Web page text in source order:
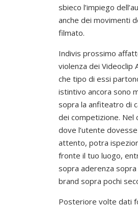
sbieco l’impiego
anche dei movimenti
filmato.
Indivis prossimo
violenza dei Videoclip
che tipo di essi
istintivo ancora sono
sopra la anfiteatro di
dei competizione. Nel
dove l’utente
attento, potra
fronte il tuo luogo,
sopra aderenza sopra
brand sopra pochi
Posteriore volte dati